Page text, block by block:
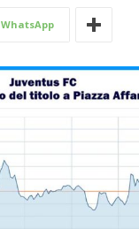
WhatsApp